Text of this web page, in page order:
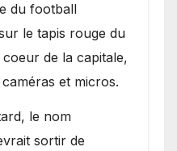
du football
le tapis rouge du
de la capitale,
et micros.
le nom
sortir de